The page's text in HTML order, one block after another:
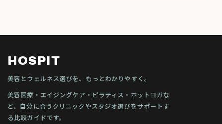
HOSPIT
美容とウェルネス選びを、もっとわかりやすく。
美容医療・エイジングケア・ピラティス・ホットヨガな
ど、自分に合うクリニックやスタジオ選びをサポートす
る比較ガイドです。